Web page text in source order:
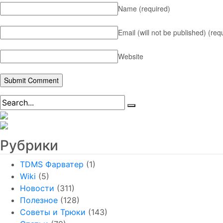
Name (required)
Email (will not be published)
Website
Рубрики
TDMS Фарватер (1)
Wiki (5)
Новости (311)
Полезное (128)
Советы и Трюки (143)